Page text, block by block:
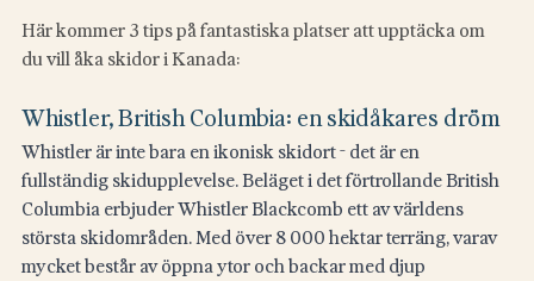
Här kommer 3 tips på fantastiska platser att upptäcka om
du vill åka skidor i Kanada:
Whistler, British Columbia: en skidåkares dröm
Whistler är inte bara en ikonisk skidort - det är en
fullständig skidupplevelse. Beläget i det förtrollande British
Columbia erbjuder Whistler Blackcomb ett av världens
största skidområden. Med över 8 000 hektar terräng, varav
mycket består av öppna ytor och backar med djup